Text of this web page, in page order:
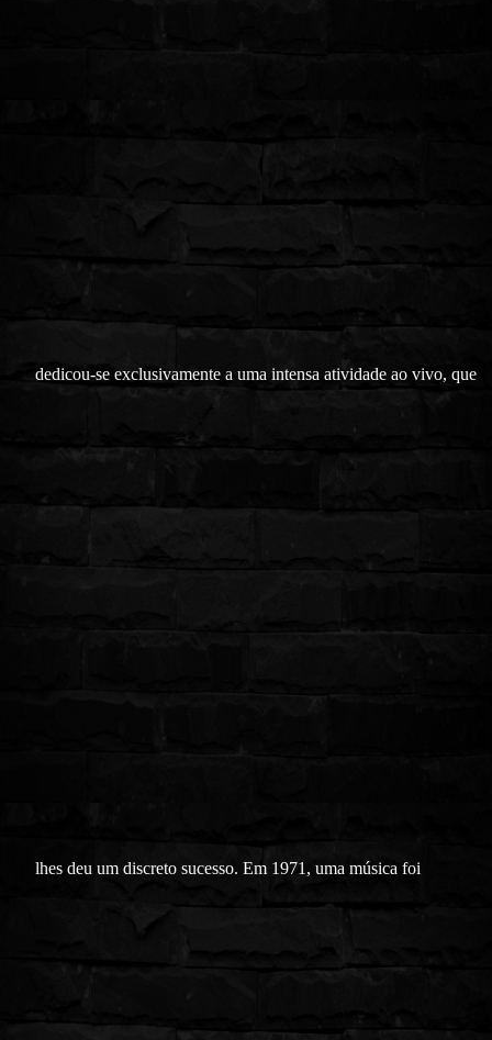
dedicou-se exclusivamente a uma intensa atividade ao vivo, que
lhes deu um discreto sucesso. Em 1971, uma música foi